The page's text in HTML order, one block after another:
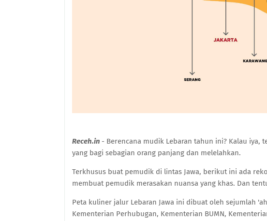
Receh.in - Berencana mudik Lebaran tahun ini? Kalau
yang bagi sebagian orang panjang dan melelahkan.
Terkhusus buat pemudik di lintas Jawa, berikut ini ada
membuat pemudik merasakan nuansa yang khas. Dan
Peta kuliner jalur Lebaran Jawa ini dibuat oleh sejumlah
Kementerian Perhubugan, Kementerian BUMN,